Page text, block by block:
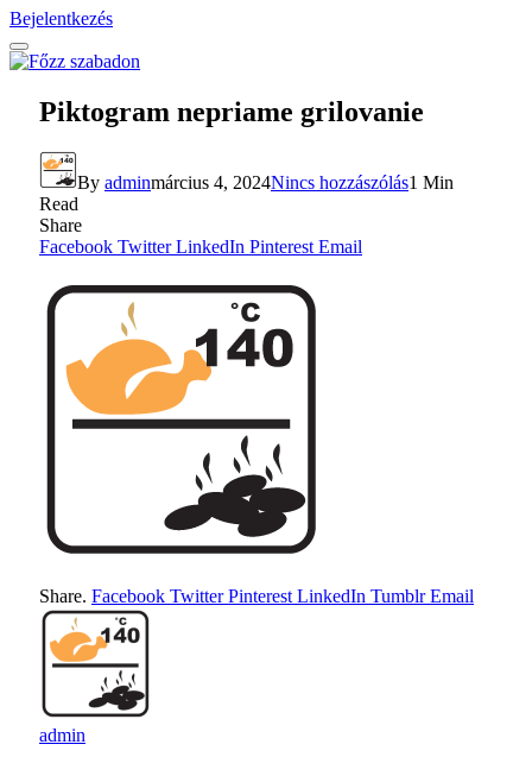
Bejelentkezés
Piktogram nepriame grilovanie
By adminmárcius 4, 2024Nincs hozzászólás1 Min
Read
Share
Facebook Twitter LinkedIn Pinterest Email
Share. Facebook Twitter Pinterest LinkedIn Tumblr Email
admin